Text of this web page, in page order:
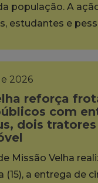
população. A
estudantes e
2026
reforça
com
dois
Missão Velha
(15), a entrega de